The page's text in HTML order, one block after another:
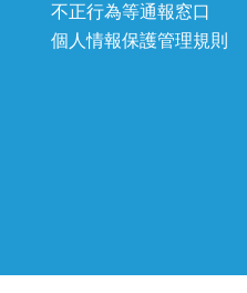
不正行為等通報窓口
個人情報保護管理規則